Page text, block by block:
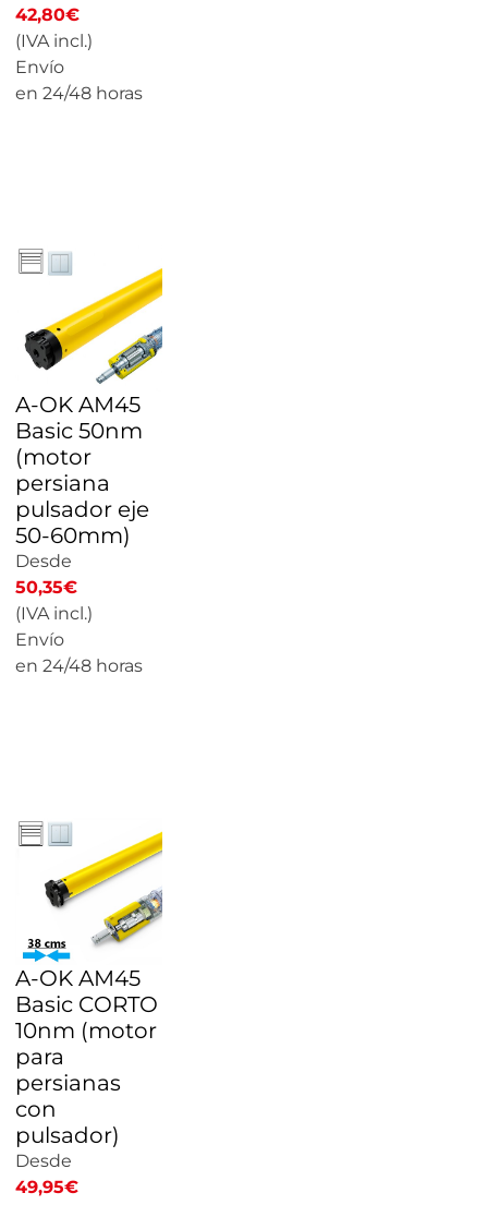
42,80€
(IVA incl.)
Envío
en 24/48 horas
A-OK AM45
Basic 50nm
(motor
persiana
pulsador eje
50-60mm)
Desde
50,35€
(IVA incl.)
Envío
en 24/48 horas
A-OK AM45
Basic CORTO
10nm (motor
para
persianas
con
pulsador)
Desde
49,95€